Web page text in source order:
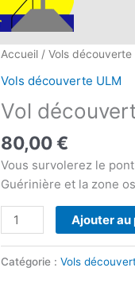
Accueil / Vols découverte
Vols découverte ULM
Vol
80,00€
Vous survolerez le
Guérinière et la zone
quantité
Vol
découverte
circuit
Barbâtre
Ajouter au
Catégorie : Vols